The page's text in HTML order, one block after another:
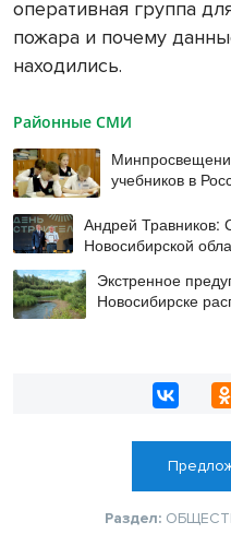
оперативная группа
пожара и почему
находились.
Районные СМИ
учебников в
Андрей Травников:
Новосибирской
коллектив
Экстренное
Новосибирске
Раздел: